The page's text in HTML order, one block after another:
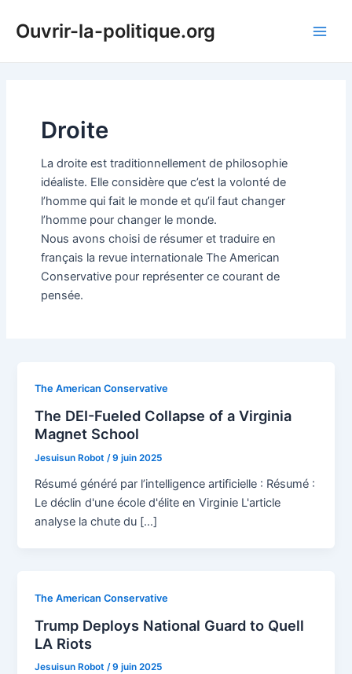
Ouvrir-la-politique.org
Droite
La droite est traditionnellement de philosophie
idéaliste. Elle considère que c’est la volonté de
l’homme qui fait le monde et qu’il faut changer
l’homme pour changer le monde.
Nous avons choisi de résumer et traduire en
français la revue internationale The American
Conservative pour représenter ce courant de
pensée.
The American Conservative
The DEI-Fueled Collapse of a Virginia
Magnet School
Jesuisun Robot/9 juin 2025
Résumé généré par l’intelligence artificielle : Résumé :
Le déclin d'une école d'élite en Virginie L'article
analyse la chute du […]
The American Conservative
Trump Deploys National Guard to Quell
LA Riots
Jesuisun Robot/9 juin 2025